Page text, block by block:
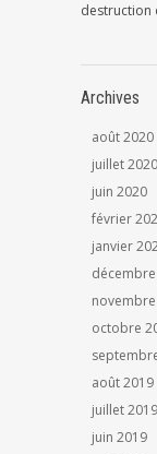
destruction
Archives
août 2020
juillet 2020
juin 2020
février
janvier
octobre
août 2019
juillet 2019
juin 2019